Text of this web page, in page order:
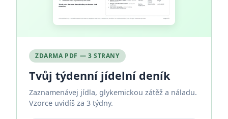
ZDARMA PDF — 3 STRANY
Tvůj týdenní jídelní deník
Zaznamenávej jídla, glykemickou zátěž a náladu.
Vzorce uvidíš za 3 týdny.